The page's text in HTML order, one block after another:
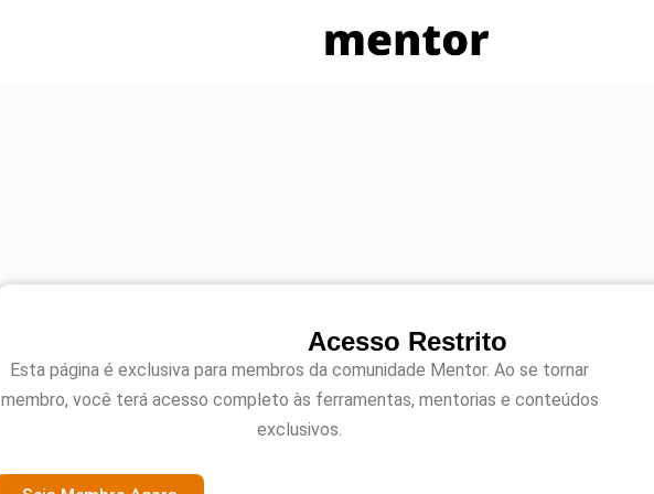
Acesso Restrito
Esta página é exclusiva para membros da comunidade Mentor. Ao se tornar
membro, você terá acesso completo às ferramentas, mentorias e conteúdos
exclusivos.